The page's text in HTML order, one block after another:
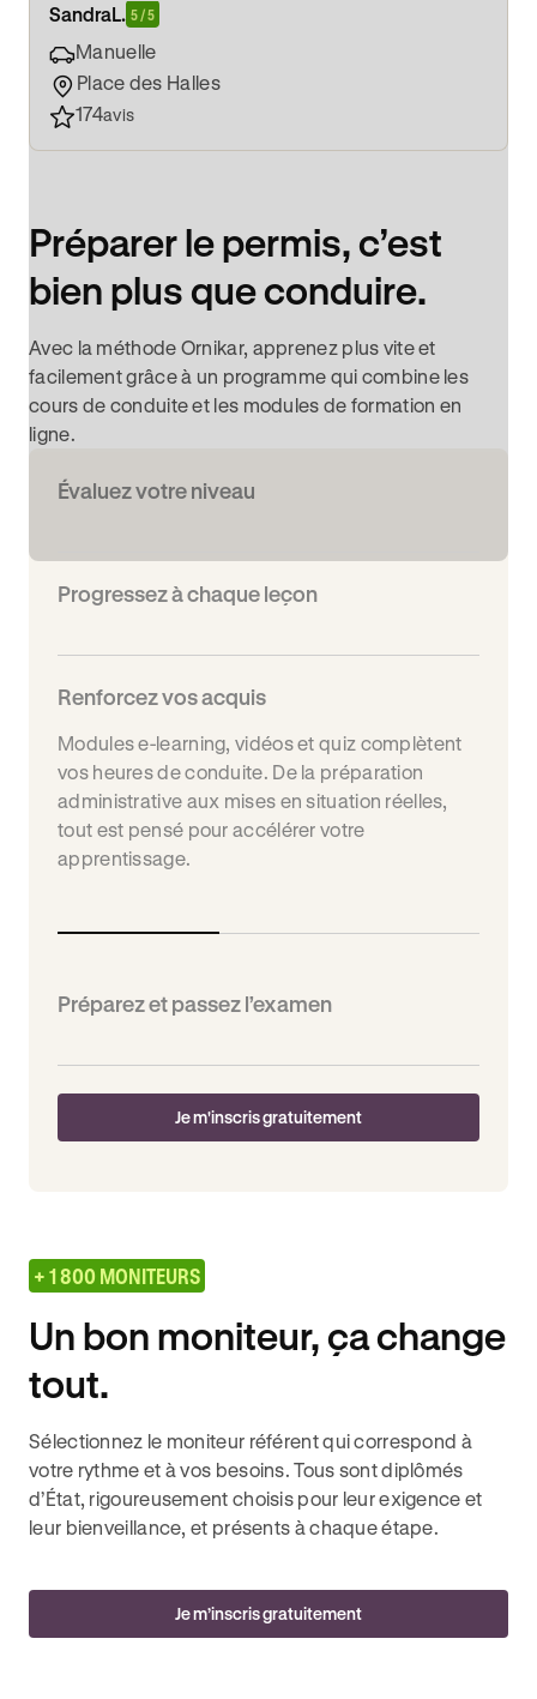
SandraL. 5 / 5
Manuelle
Place des Halles
174avis
Préparer le permis, c’est
bien plus que conduire.
Avec la méthode Ornikar, apprenez plus vite et
facilement grâce à un programme qui combine les
cours de conduite et les modules de formation en
ligne.
Évaluez votre niveau
Progressez à chaque leçon
Renforcez vos acquis
Modules e-learning, vidéos et quiz complètent
vos heures de conduite. De la préparation
administrative aux mises en situation réelles,
tout est pensé pour accélérer votre
apprentissage.
Préparez et passez l’examen
Je m'inscris gratuitement
+ 1 800 MONITEURS
Un bon moniteur, ça change
tout.
Sélectionnez le moniteur référent qui correspond à
votre rythme et à vos besoins. Tous sont diplômés
d’État, rigoureusement choisis pour leur exigence et
leur bienveillance, et présents à chaque étape.
Je m’inscris gratuitement